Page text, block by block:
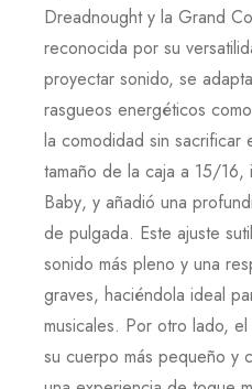
Dreadnoughty la Grand
reconocida por su
proyectar sonido, se
rasgueos energéticos
la comodidad sin sacrificar
tamaño de la caja a 15/16,
Baby, y añadió una
de pulgada. Este ajuste
sonido más pleno y una
graves, haciéndola ideal
musicales. Por otro lado,
su cuerpo más pequeño y